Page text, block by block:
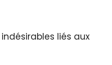
liés aux